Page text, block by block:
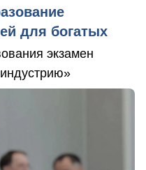
для богатых
экзамен